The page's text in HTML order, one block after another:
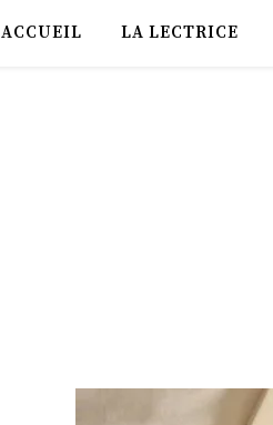
ACCUEIL LA LECTRICE